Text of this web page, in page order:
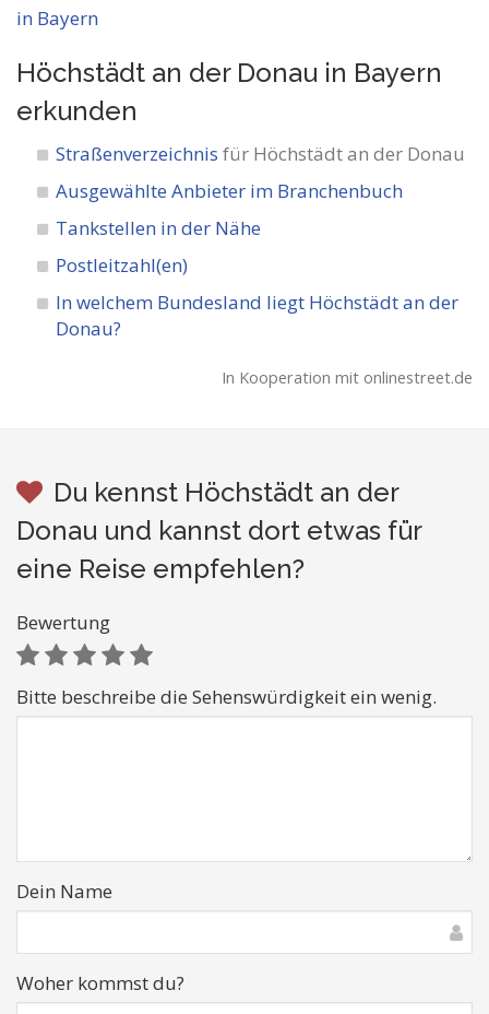
Höchstädt an der Donau in Bayern
erkunden
Straßenverzeichnis für Höchstädt an der Donau
Ausgewählte Anbieter im Branchenbuch
Tankstellen in der Nähe
Postleitzahl(en)
In welchem Bundesland liegt Höchstädt an der
Donau?
In Kooperation mit onlinestreet.de
Du kennst Höchstädt an der
Donau und kannst dort etwas für
eine Reise empfehlen?
Bewertung
Bitte beschreibe die Sehenswürdigkeit ein wenig.
Dein Name
Woher kommst du?